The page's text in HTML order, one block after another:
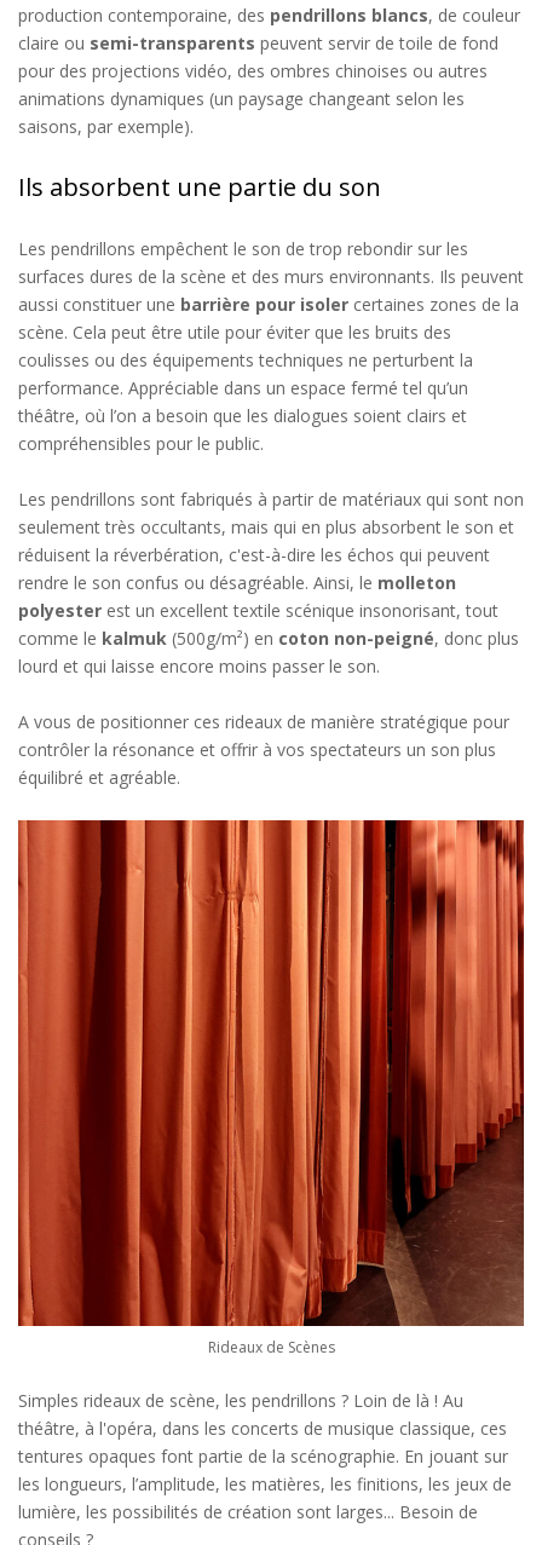
production contemporaine, des pendrillons blancs, de couleur
claire ou semi-transparents peuvent servir de toile de fond
pour des projections vidéo, des ombres chinoises ou autres
animations dynamiques (un paysage changeant selon les
saisons, par exemple).
Ils absorbent une partie du son
Les pendrillons empêchent le son de trop rebondir sur les
surfaces dures de la scène et des murs environnants. Ils peuvent
aussi constituer une barrière pour isoler certaines zones de la
scène. Cela peut être utile pour éviter que les bruits des
coulisses ou des équipements techniques ne perturbent la
performance. Appréciable dans un espace fermé tel qu’un
théâtre, où l’on a besoin que les dialogues soient clairs et
compréhensibles pour le public.
Les pendrillons sont fabriqués à partir de matériaux qui sont non
seulement très occultants, mais qui en plus absorbent le son et
réduisent la réverbération, c'est-à-dire les échos qui peuvent
rendre le son confus ou désagréable. Ainsi, le molleton
polyester est un excellent textile scénique insonorisant, tout
comme le kalmuk (500g/m²) en coton non-peigné, donc plus
lourd et qui laisse encore moins passer le son.
A vous de positionner ces rideaux de manière stratégique pour
contrôler la résonance et offrir à vos spectateurs un son plus
équilibré et agréable.
Rideaux de Scènes
Simples rideaux de scène, les pendrillons ? Loin de là ! Au
théâtre, à l'opéra, dans les concerts de musique classique, ces
tentures opaques font partie de la scénographie. En jouant sur
les longueurs, l’amplitude, les matières, les finitions, les jeux de
lumière, les possibilités de création sont larges... Besoin de
conseils ?